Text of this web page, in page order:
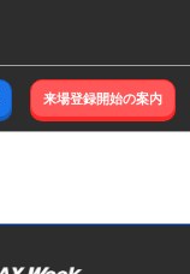
来場登録開始の案内